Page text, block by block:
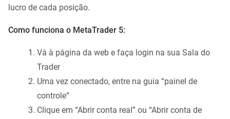
lucro de cada posição.
Como funciona o MetaTrader 5:
Vá à página da web e faça login na sua Sala do
Trader
Uma vez conectado, entre na guia “painel de
controle”
Clique em “Abrir conta real” ou “Abrir conta de